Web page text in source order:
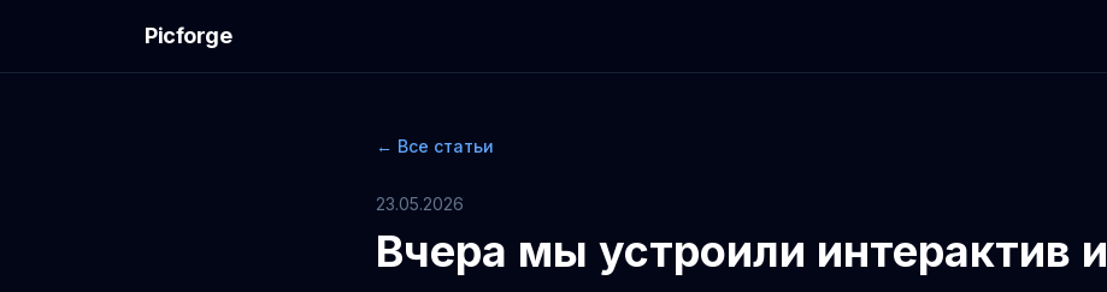
Picforge
← Все статьи
23.05.2026
Вчера мы устроили интерактив и